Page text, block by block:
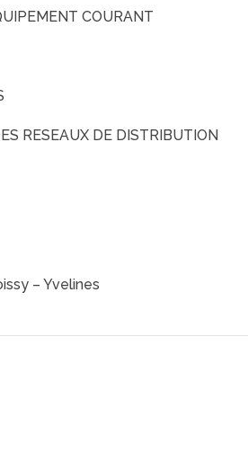
COURANT
RESEAUX DE DISTRIBUTION
– Yvelines